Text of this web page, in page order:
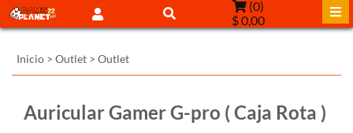
(0)
$ 0,00
Inicio > Outlet > Outlet
Auricular Gamer G-pro ( Caja Rota )